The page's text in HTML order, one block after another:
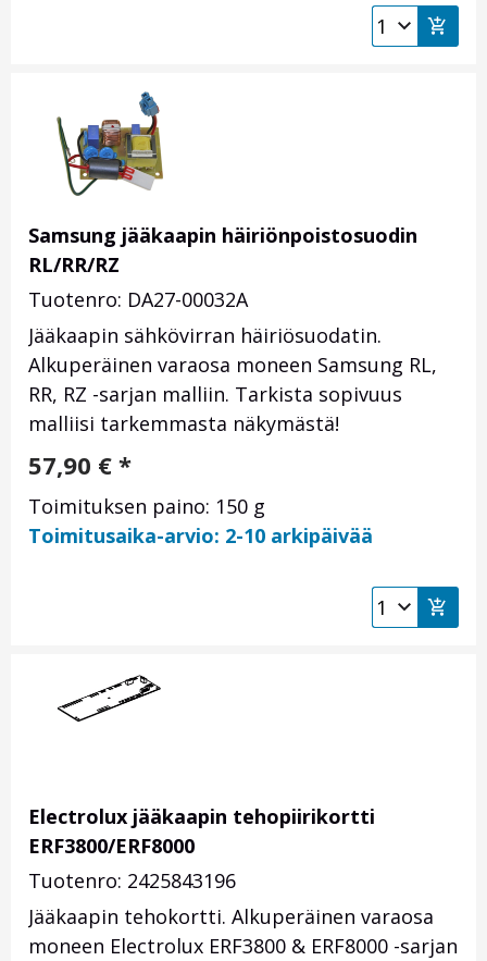
Samsung jääkaapin häiriönpoistosuodin
RL/RR/RZ
Tuotenro: DA27-00032A
Jääkaapin sähkövirran häiriösuodatin.
Alkuperäinen varaosa moneen Samsung RL,
RR, RZ -sarjan malliin. Tarkista sopivuus
malliisi tarkemmasta näkymästä!
57,90 € *
Toimituksen paino: 150 g
Toimitusaika-arvio: 2-10 arkipäivää
Electrolux jääkaapin tehopiirikortti
ERF3800/ERF8000
Tuotenro: 2425843196
Jääkaapin tehokortti. Alkuperäinen varaosa
moneen Electrolux ERF3800 & ERF8000 -sarjan